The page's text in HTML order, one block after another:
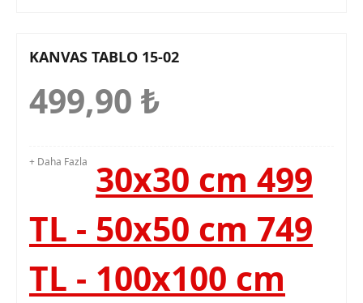
KANVAS TABLO 15-02
499,90 ₺
+ Daha Fazla
30x30 cm 499
TL - 50x50 cm 749
TL - 100x100 cm